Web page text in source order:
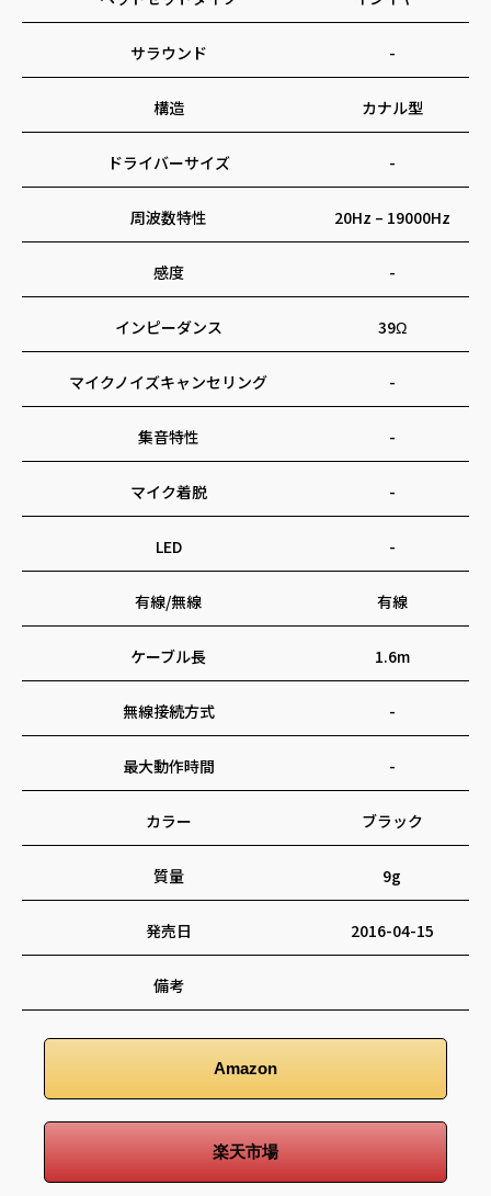
サラウンド -
構造 カナル型
ドライバーサイズ -
周波数特性 20Hz – 19000Hz
感度 -
インピーダンス 39Ω
マイクノイズキャンセリング -
集音特性 -
マイク着脱 -
LED -
有線/無線 有線
ケーブル長 1.6m
無線接続方式 -
最大動作時間 -
カラー ブラック
質量 9g
発売日 2016-04-15
備考
Amazon
楽天市場